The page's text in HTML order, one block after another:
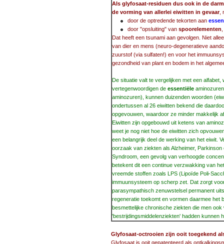
Als glyfosaat-residuen dus ook in de
de vorming van allerlei eiwitten in gevaar,
door de optredende tekorten aan
door "opsluiting" van spoorelementen
Dat heeft een tsunami aan gevolgen. Niet
van dier en mens (neuro-degeneratieve
zuurstof (via sulfaten!) en voor het
gezondheid van plant en bodem in het
De situatie valt te vergelijken met een
vertegenwoordigen de essentiële
aminozuren), kunnen duizenden woorden
ondertussen al 26 eiwitten bekend die
opgevouwen, waardoor ze minder makkelijk
Eiwitten zijn opgebouwd uit ketens van
weet je nog niet hoe de eiwitten zich
een belangrijk deel de werking van het eiwit.
oorzaak van ziekten als Alzheimer,
Syndroom, een gevolg van verhoogde
betekent dit een continue verzwakking van
vreemde stoffen zoals LPS (Lipoïde Poli-
immuunsysteem op scherp zet. Dat zorgt
parasympathisch zenuwstelsel permanent
regeneratie toekomt en vormen daarmee het
besmettelijke chronische ziekten die men
'bestrijdingsmiddelenziekten' hadden kunnen
Glyfosaat-octrooien zijn ooit toegekend
Glyfosaat is ooit gepatenteerd als